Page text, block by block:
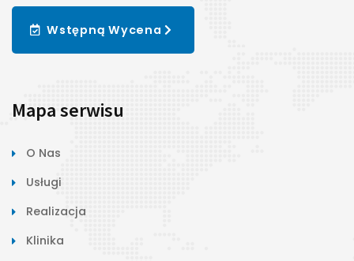
Wstępną Wycena
Mapa serwisu
O Nas
Usługi
Realizacja
Klinika